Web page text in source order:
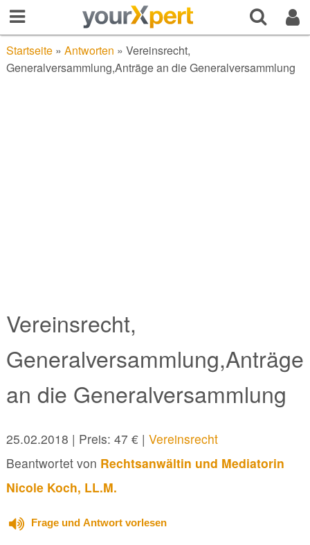
Startseite» Antworten » Vereinsrecht,
Generalversammlung,Anträge an die Generalversammlung
Vereinsrecht,
Generalversammlung,Anträge
an die Generalversammlung
25.02.2018 | Preis: 47 € | Vereinsrecht
Beantwortet von Rechtsanwältin und Mediatorin
Nicole Koch, LL.M.
Frage und Antwort vorlesen